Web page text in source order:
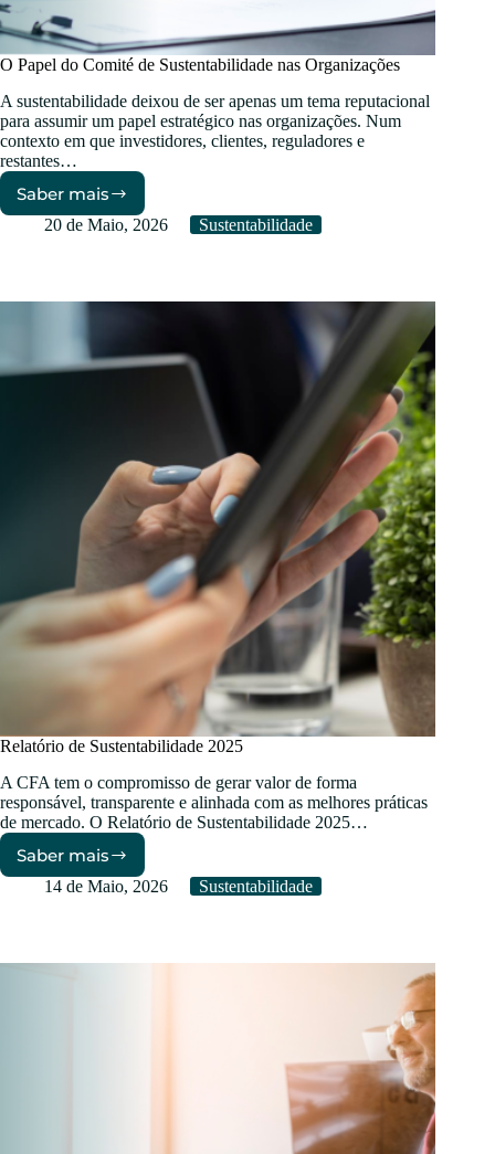
O Papel do Comité de Sustentabilidade nas Organizações
A sustentabilidade deixou de ser apenas um tema reputacional
para assumir um papel estratégico nas organizações. Num
contexto em que investidores, clientes, reguladores e
restantes…
Saber mais
O
Papel
Sustentabilidade
Organizações
20 de Maio, 2026 Sustentabilidade
Relatório de Sustentabilidade 2025
A CFA tem o compromisso de gerar valor de forma
responsável, transparente e alinhada com as melhores práticas
de mercado. O Relatório de Sustentabilidade 2025…
Saber mais
Relatório
de
14 de Maio, 2026 Sustentabilidade